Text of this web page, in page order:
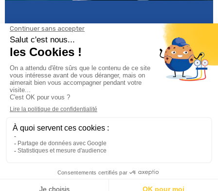
Informations
Climservice
Informations